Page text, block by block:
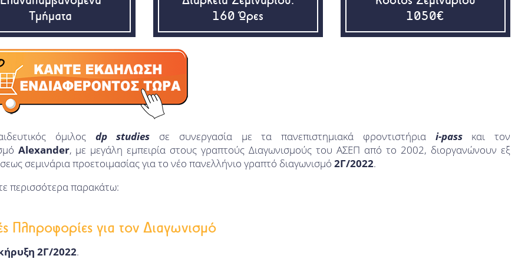
Τμήματα
160 Ώρες
1050€
όμιλος dp studies σε συνεργασία με τα πανεπιστημιακά φροντιστήριαi-passκαι τον
Alexander, με μεγάλη εμπειρία στους γραπτούς Διαγωνισμούς του ΑΣΕΠ από το 2002, διοργανώνουν εξ
σεμινάρια προετοιμασίας για το νέο πανελλήνιο γραπτό διαγωνισμό 2Γ/2022.
περισσότερα παρακάτω:
Πληροφορίες για τον Διαγωνισμό
2Γ/2022.